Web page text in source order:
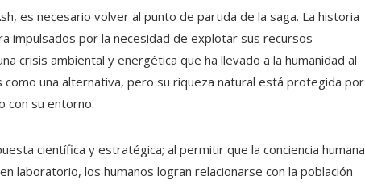
es necesario volver al punto de partida de la saga. La historia
impulsados por la necesidad de explotar sus recursos
crisis ambiental y energética que ha llevado a la humanidad al
una alternativa, pero su riqueza natural está protegida por
con su entorno.
científica y estratégica; al permitir que la conciencia humana
laboratorio, los humanos logran relacionarse con la población